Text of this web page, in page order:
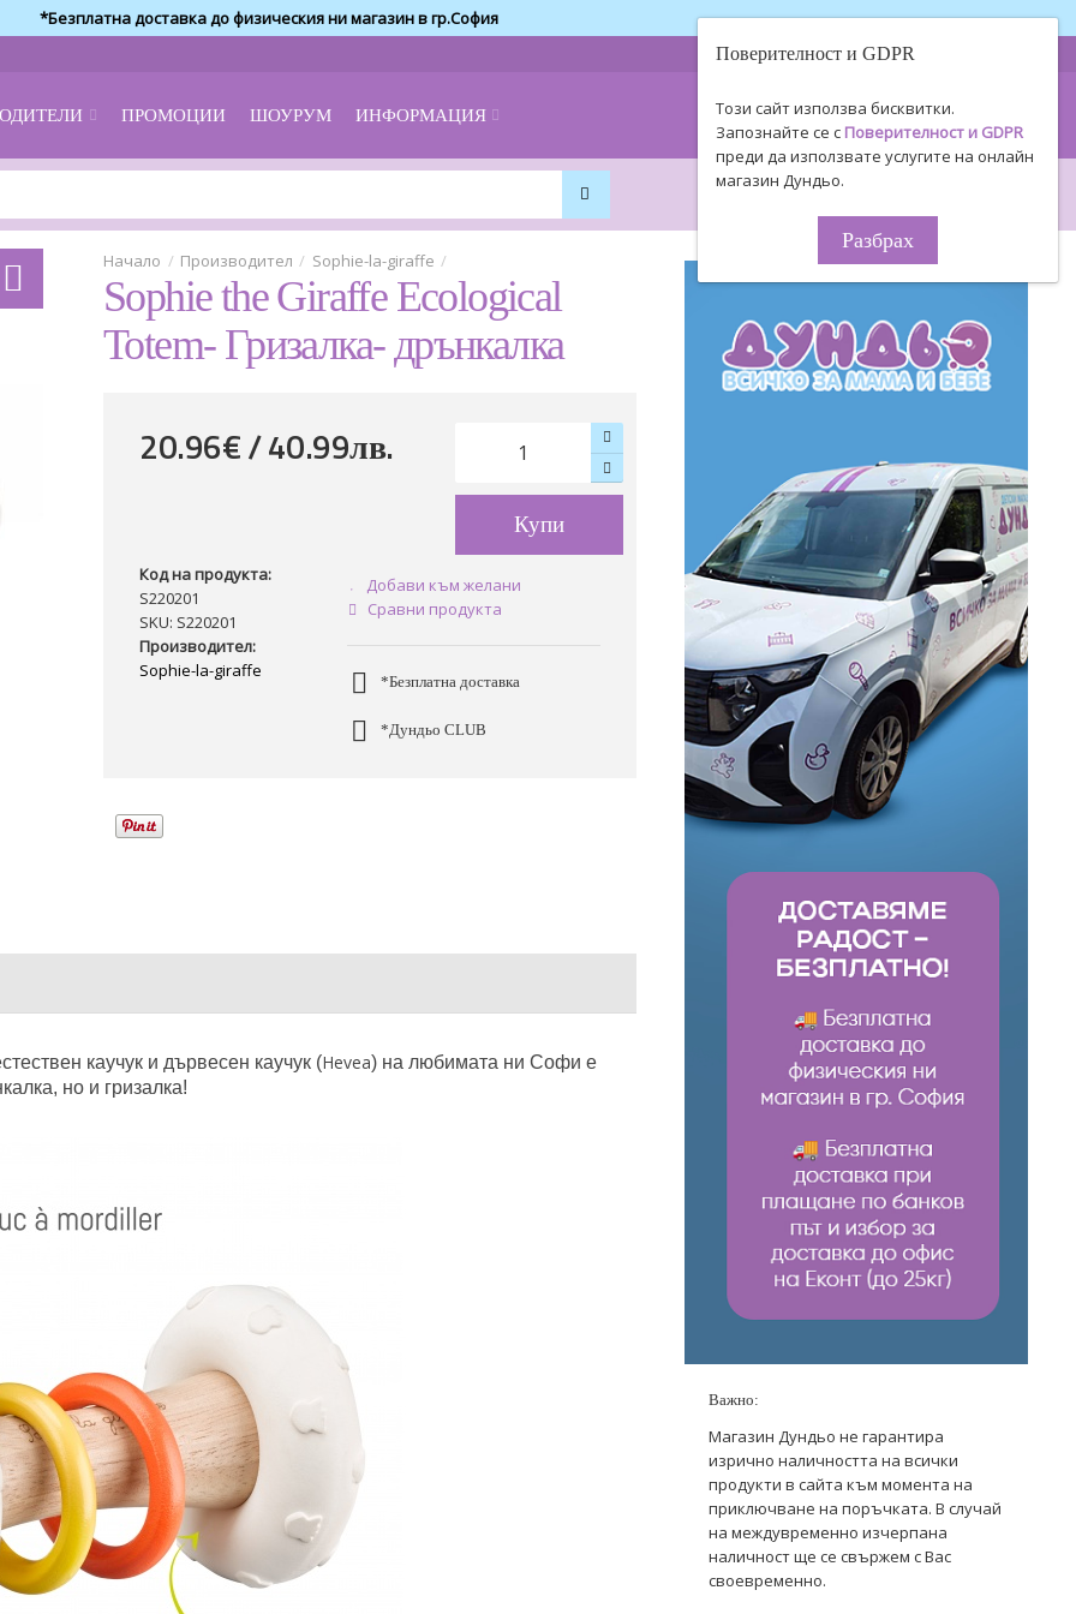
Поверителност и GDPR
Този сайт използва бисквитки.
Запознайте се с Поверителност и GDPR
преди да използвате услугите на онлайн
магазин Дундьо.
Разбрах
*Безплатна доставка до физическия ни магазин в гр.София
ПРОМОЦИИ ШОУРУМ ИНФОРМАЦИЯ
0893 494 506
0895 450 154 за поръчки!
0
Производител Sophie-la-giraffe
Sophie the Giraffe Ecological
Totem- Гризалка- дрънкалка
20.96€ / 40.99лв.
Код на продукта:
S220201
SKU: S220201
Производител:
Sophie-la-giraffe
Купи
Добави към желани
Сравни продукта
*Безплатна доставка
*Дундьо CLUB
каучук и дървесен каучук (Hevea) на любимата ни Софи е
но и гризалка!
Важно:
Магазин Дундьо не гарантира
изрично наличността на всички
продукти в сайта към момента на
приключване на поръчката. В случай
на междувременно изчерпана
наличност ще се свържем с Вас
своевременно.